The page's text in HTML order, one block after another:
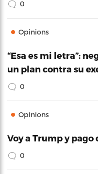
0
Opinions
“Esa es mi letra”:
un plan contra su
0
Opinions
Voy a Trump y pago
0